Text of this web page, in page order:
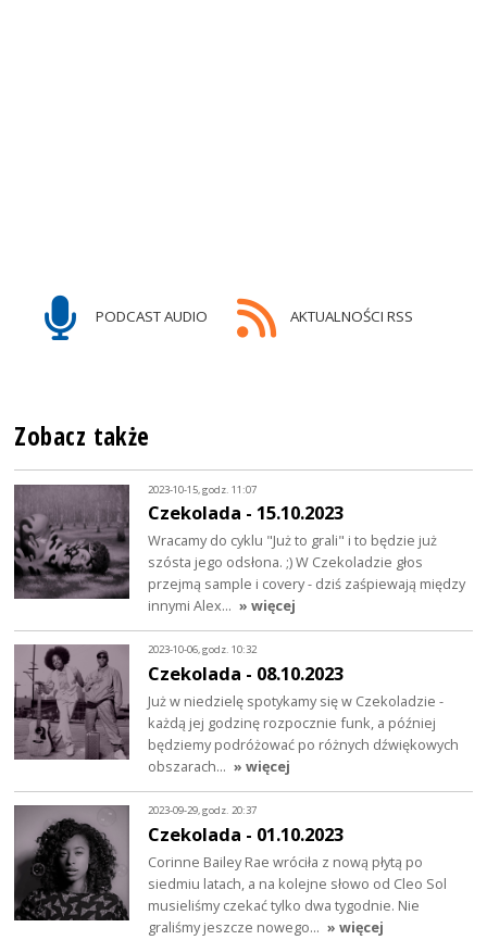
PODCAST AUDIO AKTUALNOŚCI RSS
Zobacz także
2023-10-15, godz. 11:07
Czekolada - 15.10.2023
Wracamy do cyklu "Już to grali" i to będzie już
szósta jego odsłona. ;) W Czekoladzie głos
przejmą sample i covery - dziś zaśpiewają między
innymi Alex… » więcej
2023-10-06, godz. 10:32
Czekolada - 08.10.2023
Już w niedzielę spotykamy się w Czekoladzie -
każdą jej godzinę rozpocznie funk, a później
będziemy podróżować po różnych dźwiękowych
obszarach… » więcej
2023-09-29, godz. 20:37
Czekolada - 01.10.2023
Corinne Bailey Rae wróciła z nową płytą po
siedmiu latach, a na kolejne słowo od Cleo Sol
musieliśmy czekać tylko dwa tygodnie. Nie
graliśmy jeszcze nowego… » więcej